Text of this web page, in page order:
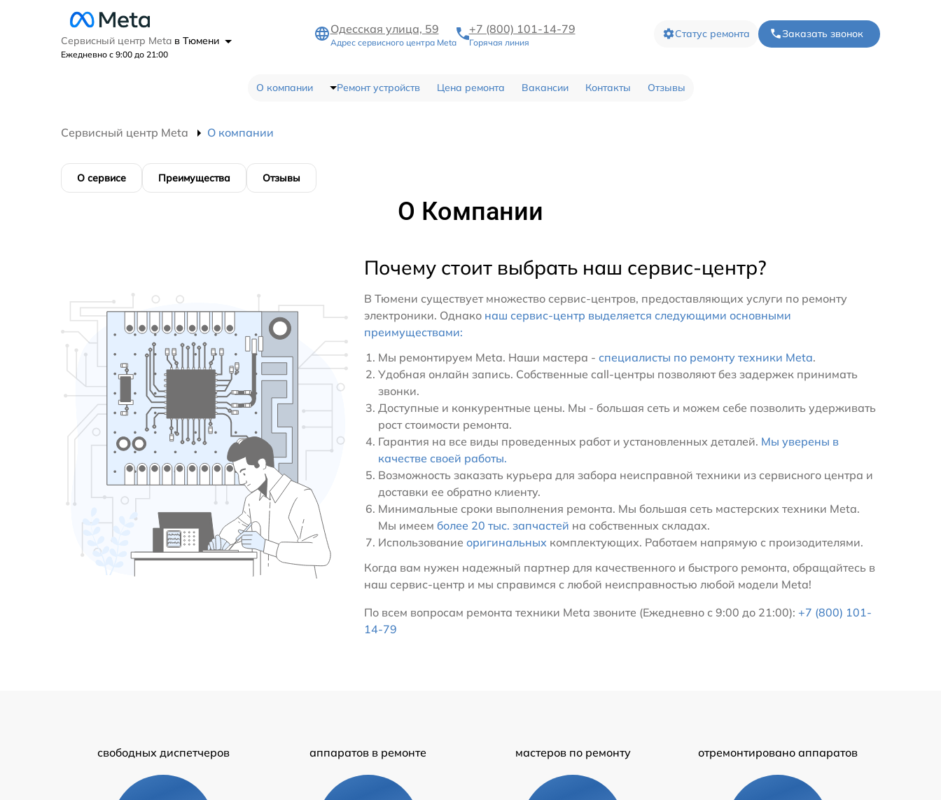
Сервисный центр Meta в Тюмени
Ежедневно с 9:00 до 21:00
Одесская улица, 59
Адрес сервисного центра Meta
+7 (800) 101-14-79
Горячая линия
Статус ремонта Заказать звонок
О компании Ремонт устройств Цена ремонта Вакансии Контакты Отзывы
Сервисный центр Meta О компании
О сервисе Преимущества Отзывы
О Компании
Почему стоит выбрать наш сервис-центр?
В Тюмени существует множество сервис-центров, предоставляющих услуги по ремонту
электроники. Однако наш сервис-центр выделяется следующими основными
преимуществами:
Мы ремонтируем Meta. Наши мастера - специалисты по ремонту техники Meta.
Удобная онлайн запись. Собственные call-центры позволяют без задержек принимать
звонки.
Доступные и конкурентные цены. Мы - большая сеть и можем себе позволить удерживать
рост стоимости ремонта.
Гарантия на все виды проведенных работ и установленных деталей. Мы уверены в
качестве своей работы.
Возможность заказать курьера для забора неисправной техники из сервисного центра и
доставки ее обратно клиенту.
Минимальные сроки выполнения ремонта. Мы большая сеть мастерских техники Meta.
Мы имеем более 20 тыс. запчастей на собственных складах.
Использование оригинальныхкомплектующих. Работаем напрямую с произодителями.
Когда вам нужен надежный партнер для качественного и быстрого ремонта, обращайтесь в
наш сервис-центр и мы справимся с любой неисправностью любой модели Meta!
По всем вопросам ремонта техники Meta звоните (Ежедневно с 9:00 до 21:00): +7 (800) 101-
14-79
свободных диспетчеров аппаратов в ремонте мастеров по ремонту отремонтировано аппаратов